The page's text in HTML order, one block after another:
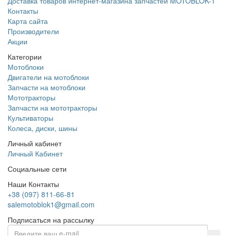
Контакты
Карта сайта
Производители
Акции
Категории
Мотоблоки
Двигатели на мотоблоки
Запчасти на мотоблоки
Мототракторы
Запчасти на мототракторы
Культиваторы
Колеса, диски, шины
Личный кабинет
Личный Кабинет
Социальные сети
Наши Контакты
+38 (097) 811-66-81
salemotoblok1@gmail.com
Подписаться на рассылку